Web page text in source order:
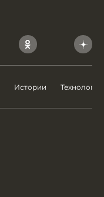
Истории Технологии